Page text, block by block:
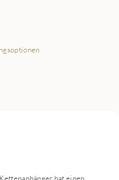
hat einen